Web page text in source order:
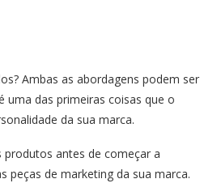
Ambas as abordagens podem ser
uma das primeiras coisas que o
da sua marca.
antes de começar a
peças de marketing da sua marca.